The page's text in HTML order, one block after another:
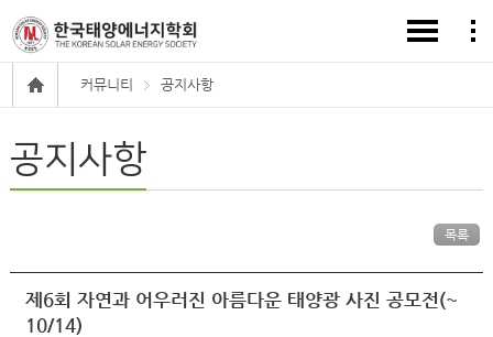
커뮤니티 공지사항
공지사항
목록
제6회 자연과 어우러진 아름다운 태양광 사진 공모전(~
10/14)